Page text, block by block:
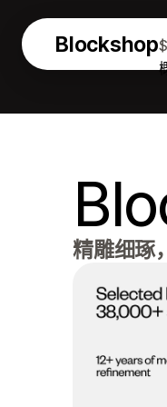
Blockshop
精雕细琢